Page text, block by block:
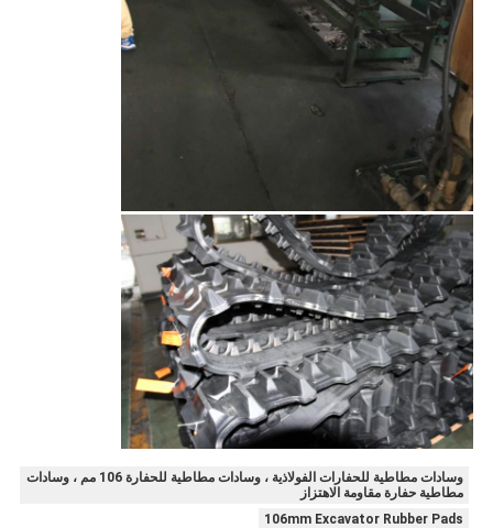
وسادات مطاطية للحفارات الفولاذية ، وسادات مطاطية للحفارة 106 مم ، وسادات
مطاطية حفارة مقاومة الاهتزاز
106mm Excavator Rubber Pads